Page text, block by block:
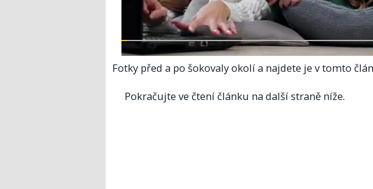
Fotky před a po šokovaly okolí a najdete je v tomto
Pokračujte ve čtení článku na další straně níže.